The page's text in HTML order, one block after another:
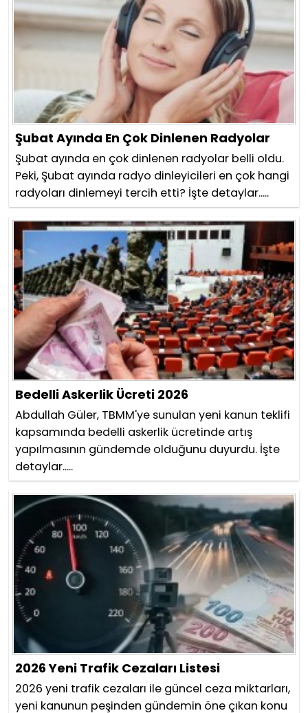
Şubat Ayında En Çok Dinlenen Radyolar
Şubat ayında en çok dinlenen radyolar belli oldu.
Peki, Şubat ayında radyo dinleyicileri en çok hangi
radyoları dinlemeyi tercih etti? İşte detaylar.....
Bedelli Askerlik Ücreti 2026
Abdullah Güler, TBMM'ye sunulan yeni kanun teklifi
kapsamında bedelli askerlik ücretinde artış
yapılmasının gündemde olduğunu duyurdu. İşte
detaylar.....
2026 Yeni Trafik Cezaları Listesi
2026 yeni trafik cezaları ile güncel ceza miktarları,
yeni kanunun peşinden gündemin öne çıkan konu